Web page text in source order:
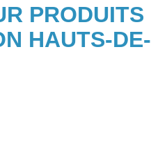
PRODUITS
HAUTS-DE-